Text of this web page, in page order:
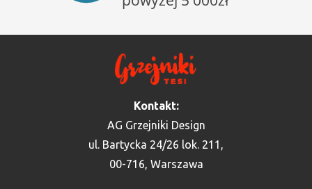
Kontakt:
AG Grzejniki Design
ul. Bartycka 24/26 lok. 211,
00-716, Warszawa